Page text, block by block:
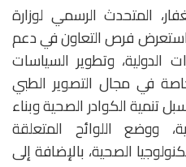
المتحدث الرسمي لوزارة
استعرض فرص التعاون في دعم
الدولية، وتطوير السياسات
خاصة في مجال التصوير الطبي
تنمية الكوادر الصحية وبناء
ووضع اللوائح المتعلقة
الصحية، بالإضافة إلى